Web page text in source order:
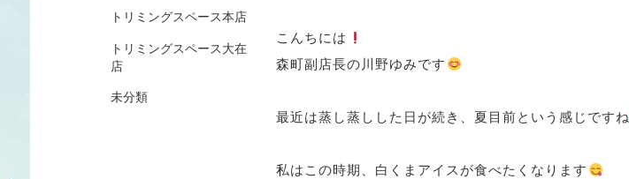
トリミングスペース本店
トリミングスペース大在
店
未分類
こんちには
森町副店長の川野ゆみです
最近は蒸し蒸しした日が続き、夏目前という感じですね
私はこの時期、白くまアイスが食べたくなります